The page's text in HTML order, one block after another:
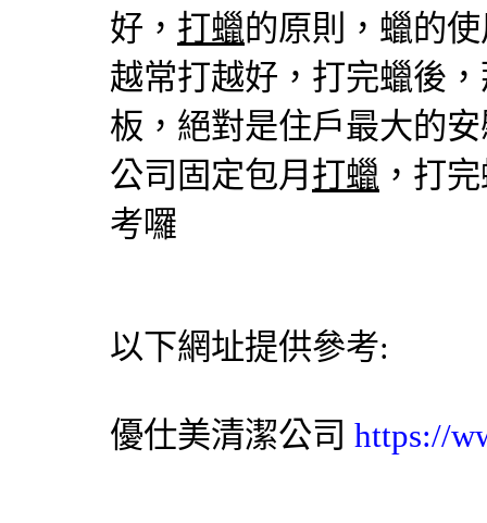
好， 打蠟的原則，蠟的
越常打越好，打完蠟後
板，絕對是住戶最大的
公司 固定包月 打蠟 ，打
考囉
以下網址提供參考:
優仕美清潔公司 https://